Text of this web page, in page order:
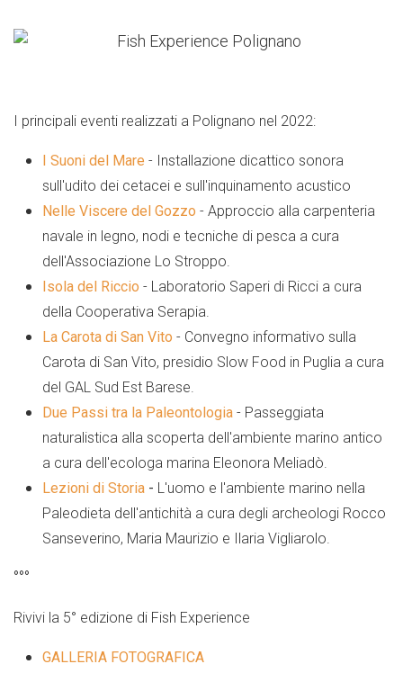
I principali eventi realizzati a Polignano nel 2022:
I Suoni del Mare - Installazione dicattico sonora
sull'udito dei cetacei e sull'inquinamento acustico
Nelle Viscere del Gozzo - Approccio alla carpenteria
navale in legno, nodi e tecniche di pesca a cura
dell'Associazione Lo Stroppo.
Isola del Riccio - Laboratorio Saperi di Ricci a cura
della Cooperativa Serapia.
La Carota di San Vito - Convegno informativo sulla
Carota di San Vito, presidio Slow Food in Puglia a cura
del GAL Sud Est Barese.
Due Passi tra la Paleontologia - Passeggiata
naturalistica alla scoperta dell'ambiente marino antico
a cura dell'ecologa marina Eleonora Meliadò.
Lezioni di Storia - L'uomo e l'ambiente marino nella
Paleodieta dell'antichità a cura degli archeologi Rocco
Sanseverino, Maria Maurizio e Ilaria Vigliarolo.
°°°
Rivivi la 5° edizione di Fish Experience
GALLERIA FOTOGRAFICA